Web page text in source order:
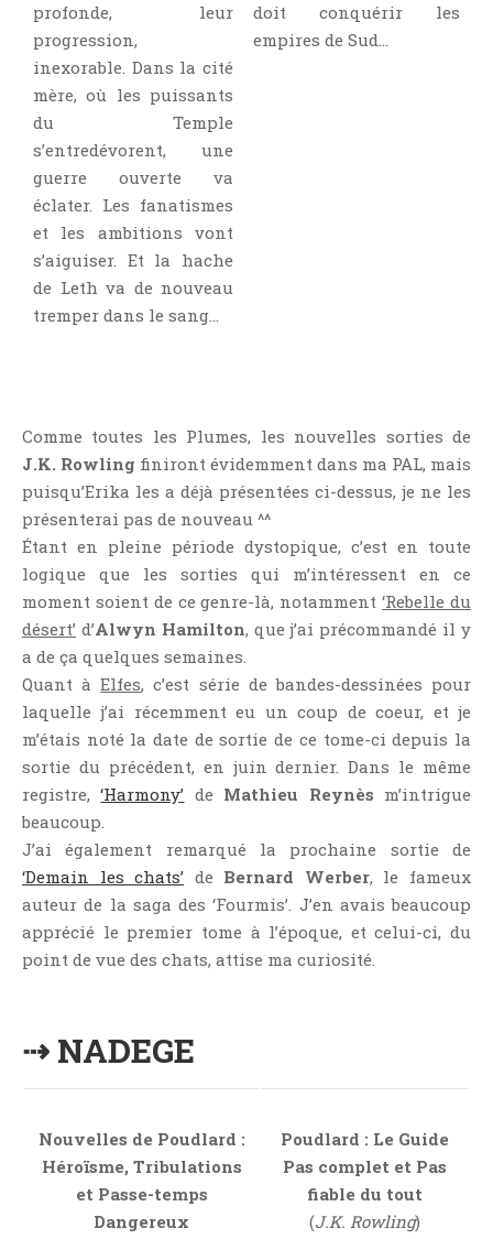
profonde, leur
progression,
inexorable. Dans la cité
mère, où les puissants
du Temple
s’entredévorent, une
guerre ouverte va
éclater. Les fanatismes
et les ambitions vont
s’aiguiser. Et la hache
de Leth va de nouveau
tremper dans le sang…
doit conquérir les
empires de Sud…
Comme toutes les Plumes, les nouvelles sorties de
J.K. Rowling finiront évidemment dans ma PAL, mais
puisqu’Erika les a déjà présentées ci-dessus, je ne les
présenterai pas de nouveau ^^
Étant en pleine période dystopique, c’est en toute
logique que les sorties qui m’intéressent en ce
moment soient de ce genre-là, notamment‘Rebelle du
désert’ d’Alwyn Hamilton, que j’ai précommandé il y
a de ça quelques semaines.
Quant àElfes, c’est série de bandes-dessinées pour
laquelle j’ai récemment eu un coup de coeur, et je
m’étais noté la date de sortie de ce tome-ci depuis la
sortie du précédent, en juin dernier. Dans le même
registre,‘Harmony’ de Mathieu Reynès m’intrigue
beaucoup.
J’ai également remarqué la prochaine sortie de
‘Demain les chats’ de Bernard Werber, le fameux
auteur de la saga des ‘Fourmis’. J’en avais beaucoup
apprécié le premier tome à l’époque, et celui-ci, du
point de vue des chats, attise ma curiosité.
⇢ NADEGE
Nouvelles de Poudlard :
Héroïsme, Tribulations
et Passe-temps
Dangereux
Poudlard : Le Guide
Pas complet et Pas
fiable du tout
(J.K. Rowling)